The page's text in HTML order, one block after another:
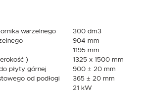
warzelnego
300 dm3
904 mm
1195 mm
)
1325 x 1500 mm
płyty górnej
900 ± 20 mm
od podłogi
365 ± 20 mm
21 kW